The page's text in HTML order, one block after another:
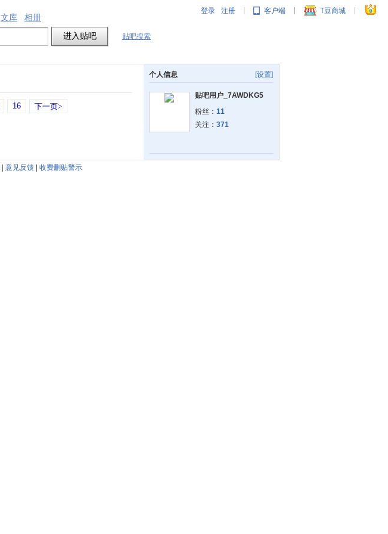
登录 注册 | 客户端 | T豆商城 |
文库 相册
贴吧搜索
16 下一页>
[设置]
个人信息
贴吧用户_7AWDKG5
粉丝： 11
关注： 371
| 意见反馈 | 收费删贴警示